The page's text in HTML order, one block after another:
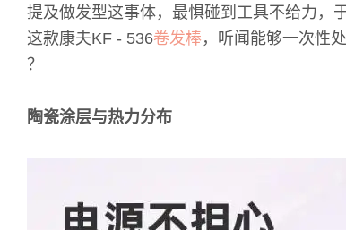
提及做发型这事体，最惧碰到工具不给力，
这款康夫KF - 536卷发棒 ，听闻能够一次性
？
陶瓷涂层与热力分布